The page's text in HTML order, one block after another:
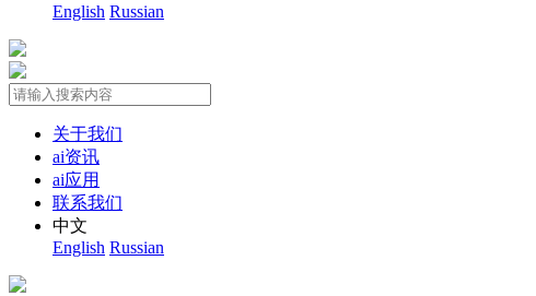
English Russian
关于我们
ai资讯
ai应用
联系我们
中文
English Russian